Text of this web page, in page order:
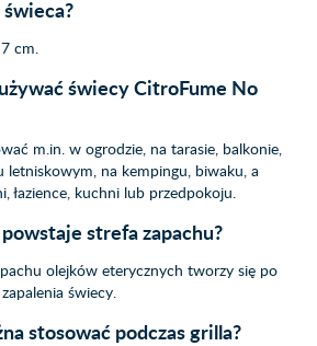
świeca?
cm.
świecy CitroFume No
m.in. w ogrodzie, na tarasie, balkonie,
letniskowym, na kempingu, biwaku, a
łazience, kuchni lub przedpokoju.
powstaje strefa zapachu?
olejków eterycznych tworzy się po
świecy.
stosować podczas grilla?